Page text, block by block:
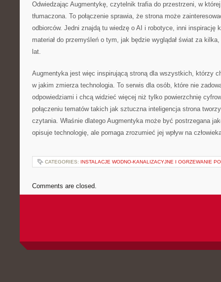
Odwiedzając Augmentykę, czytelnik trafia do przestrzeni, w
tłumaczona. To połączenie sprawia, że strona może
odbiorców. Jedni znajdą tu wiedzę o AI i robotyce, inni inspirację
materiał do przemyśleń o tym, jak będzie wyglądał świat za
lat.
Augmentyka jest więc inspirującą stroną dla wszystkich, którzy
w jakim zmierza technologia. To serwis dla osób, które nie
odpowiedziami i chcą widzieć więcej niż tylko powierzchnię
połączeniu tematów takich jak sztuczna inteligencja strona
czytania. Właśnie dlatego Augmentyka może być postrzegana
opisuje technologię, ale pomaga zrozumieć jej wpływ na
CATEGORIES: INSTALACJE WODNO-KANALIZACYJNE I OGRZEWANIE
Comments are closed.